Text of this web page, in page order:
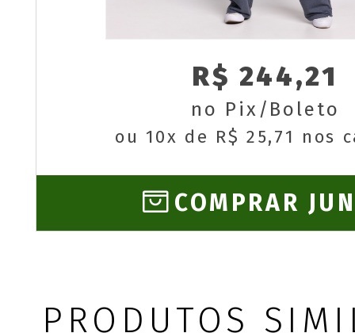
R$ 244,21
no Pix/Boleto
ou 10x de R$ 25,71 nos
COMPRAR
PRODUTOS